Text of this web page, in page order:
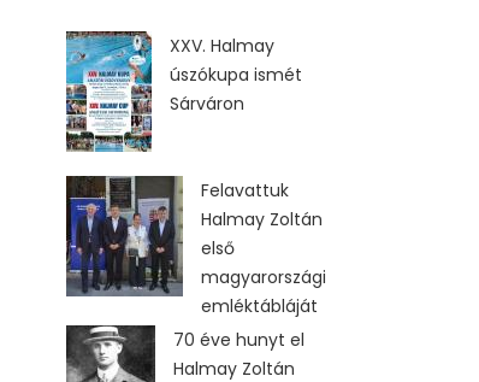
XXV. Halmay
úszókupa ismét
Sárváron
Felavattuk
Halmay Zoltán
első
magyarországi
emléktábláját
70 éve hunyt el
Halmay Zoltán